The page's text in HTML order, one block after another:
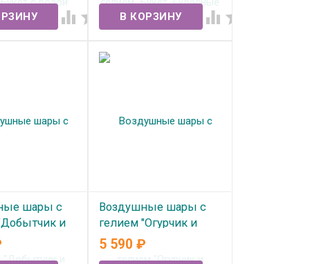
  В наличии  
шары с
и
Воздушные шары с
гелием "Огурчик и
водка"№343
5 590₽